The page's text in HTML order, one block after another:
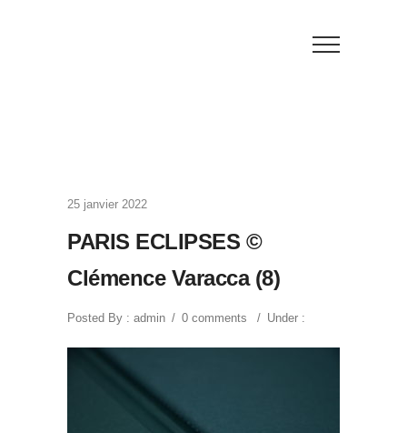
25 janvier 2022
PARIS ECLIPSES ©
Clémence Varacca (8)
Posted By : admin / 0 comments / Under :